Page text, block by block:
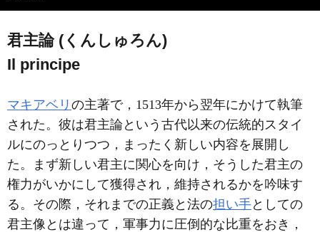
君主論 (くんしゅろん)
Il principe
マキアベリ の主著で，1513年から翌年にかけて執筆
された。彼は君主論という古代以来の伝統的スタイ
ルにのっとりつつ，まったく新しい内容を展開し
た。まず新しい君主に関心を向け，そうした君主の
権力がいかにして獲得され，維持されるかを吟味す
る。その際，それまでの正義と法の担い手としての
君主像とは違って，軍事力に圧倒的な比重をおき，